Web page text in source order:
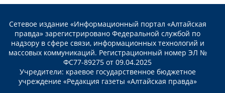
Сетевое издание «Информационный портал «Алтайская
правда» зарегистрировано Федеральной службой по
надзору в сфере связи, информационных технологий и
массовых коммуникаций. Регистрационный номер ЭЛ №
ФС77-89275 от 09.04.2025
Учредители: краевое государственное бюджетное
учреждение «Редакция газеты «Алтайская правда»